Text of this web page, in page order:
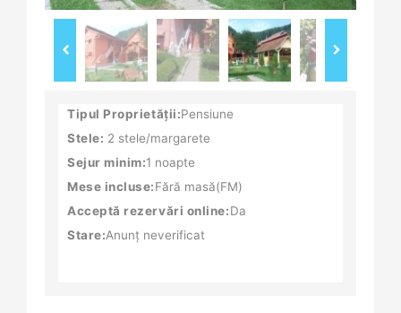
Tipul Proprietății:Pensiune
Stele: 2 stele/margarete
Sejur minim:1 noapte
Mese incluse:Fără masă(FM)
Acceptă rezervări online:Da
Stare:Anunț neverificat